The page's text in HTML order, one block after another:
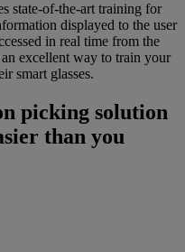
state-of-the-art training for
displayed to the user
in real time from the
excellent way to train your
smart glasses.
picking solution
than you